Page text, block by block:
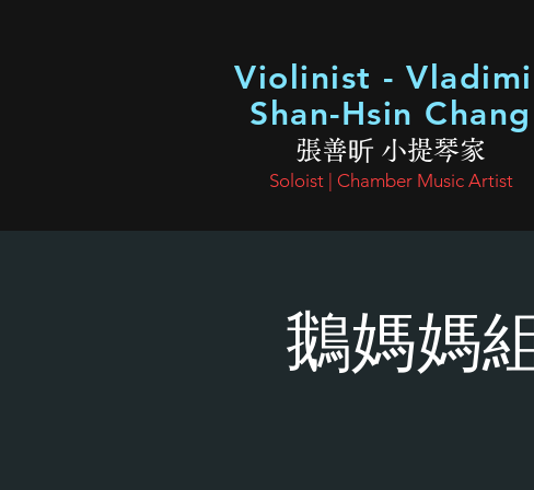
Violinist -
Shan-Hsin Chang
張善昕 小提琴家
Soloist | Chamber Music Artist
鵝媽媽